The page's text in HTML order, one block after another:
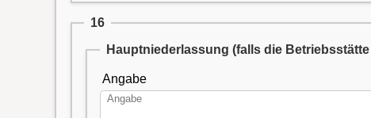
16
Hauptniederlassung (falls die
Angabe